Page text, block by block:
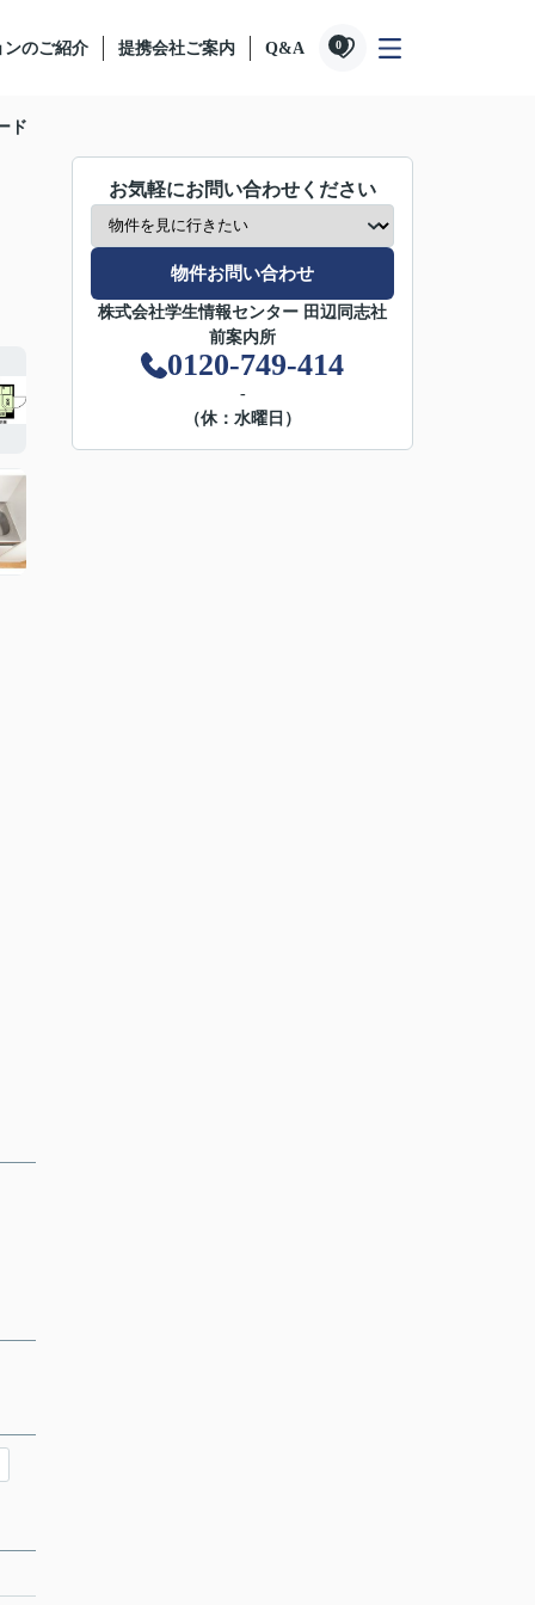
ンのご紹介 提携会社ご案内 Q&A 0
ド
お気軽にお問い合わせください
物件お問い合わせ
株式会社学生情報センター 田辺同志社
前案内所
0120-749-414
-
（休：水曜日）